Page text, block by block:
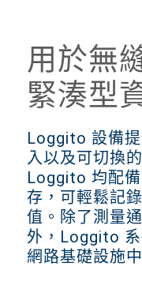
用於無
緊湊型
Loggito 設備
入以及可切換
Loggito 均配
存，可輕鬆記
值。除了測量
外，Loggito
網路基礎設施中